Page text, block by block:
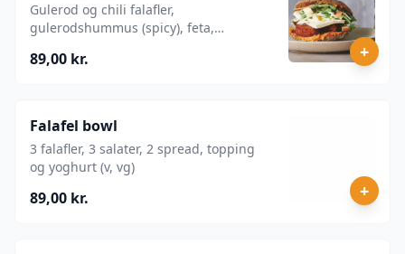
Gulerod og chili falafler,
gulerodshummus (spicy), feta,
tahindressing.
89,00 kr. +
Falafel bowl
3 falafler, 3 salater, 2 spread, topping
og yoghurt (v, vg)
89,00 kr. +